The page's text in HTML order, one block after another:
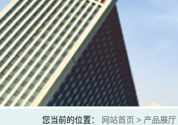
您当前的位置： 网站首页 > 产品展厅